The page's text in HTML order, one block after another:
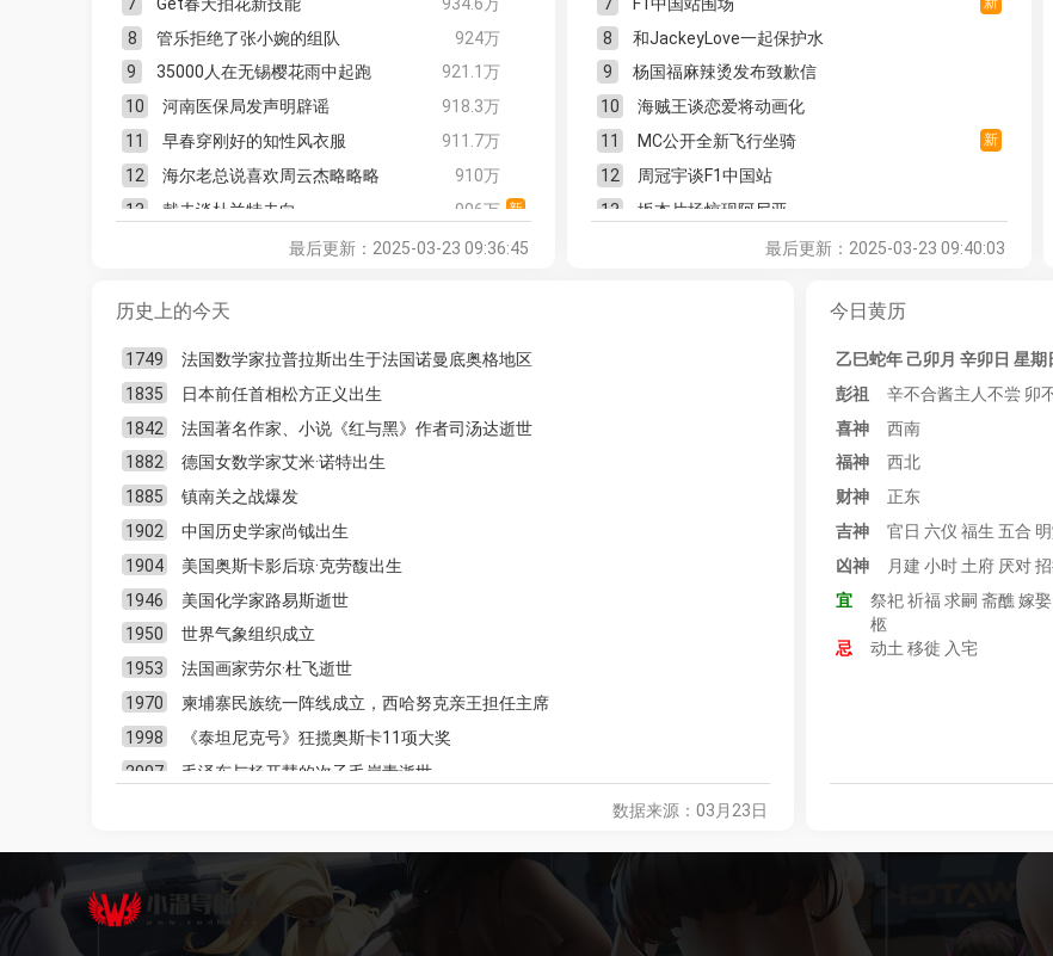
21
「取舍有道」，我的小鹏 MONA M03 体验
分享
46
22 派评 | 近期值得关注的 App
13
23
物念 2.0：追踪物品价值，给你的购物欲戴
上口罩
80
24
25
软件
让 AI 长在脑子上：不是想得更久，而是试252
验
29
与其重复「新年计划」的失败，不如反思
「新年目标」是否恰当
72
30 本周看什么 | 最近值得一看的 8 部作品
19
31
致曾经智能手机百花齐放的时代
32
不要停止思考：聊聊 DeepSeek 对教育领
域的影响
33 新玩意 202｜少数派的编辑们最近买了啥？
34
从理论到实践：我的 2024 小红书商业观
察报告
35
从「阅后即焚」到「学以致用」：简谈
I.N.F.O 读书法
36 派评 | 近期值得关注的 App
37
2024 年终盘点：产品、品牌、好内容一锅
烩
17
38
辞旧岁迎新春，好吃、好看、好用的年货
你都买了啥？
24
一年内11家企业被踢出国家集采
25
00后利用漏洞盗刷金豆非法套现10万
26
马景涛发视频怀旧被网友拆台
27
化工企业称15天内勿食用当地水源
28
泽连斯基在前线掩体中听取汇报
29
小学二年级男孩写字堪比打印机
日本议员拿731史料批政府欺瞒罪行
475.5万
以军22日对黎各地袭击造成7死40伤
464.1万
453.9万
工作人员回应陶俑撞脸奥特曼
445.3万
437.4万
3名00后非法套现近10万警方已介入
426.9万
日本连锁店承认味噌汤中有老鼠尸体
412.2万
郑恺苗苗新别墅大到找人都要打电话
409.8万
白宫官员透露关税内部磋商细节
395.5万
46
耗时10年才拍成的“变装”视频
354.2万
47
复旦生回应退学摆摊卖土豆泥
48
半个娱乐圈齐聚上海F1
339.7万
49
50
俄乌停火变罗生门“黑锅”谁来背
8
管乐拒绝了张小婉的组队
924万
9
35000人在无锡樱花雨中起跑
921.1万
10
河南医保局发声明辟谣
918.3万
11
早春穿刚好的知性风衣服
911.7万
12
海尔老总说喜欢周云杰略略略
910万
13
戴夫谈杜兰特去向 906万 新
灵梦战胜鸭梨夺得抖王杯总冠军 904.6万 新
16
演员高英去世
17
孙颖莎：输球也是比赛的一部分
862.1万
18
马龙王楚钦3:0杨硕袁励岑
19 森林狼老将首发为自闭症儿子圆梦 835.6万
20 F1中国大奖赛皮亚斯特里夺杆
21 中国女子冰壶进世锦赛四强
22 下周暖热程度还将加码
23 徐艺洋不愧是女团出来的
24
梁小静跑出个人最佳成绩
25 凯伦威尔逊晋级决赛
26
嘘国王在冬眠大结局真美好
27 单手公主抱易如反掌
778.2万
28
雁回时这个剧情我先期待上了
29 抓手绢舞蹈挑战
庄寒雁傅云夕神之对视
33 白鹿北上复古文艺大片
34
和王蓉一起哎呀
最后更新：2025-03-23 09:36:45
8
和JackeyLove一起保护水
9
杨国福麻辣烫发布致歉信
10
海贼王谈恋爱将动画化
11
MC公开全新飞行坐骑 新
12
周冠宇谈F1中国站
13
坂本片场惊现阿尼亚
大祥哥投资被骗千万最后更新：2025-03-23 09:40:03
历史上的今天
1749
法国数学家拉普拉斯出生于法国诺曼底奥格地区
1835
日本前任首相松方正义出生
1842
法国著名作家、小说《红与黑》作者司汤达逝世
1882
德国女数学家艾米·诺特出生
1885
镇南关之战爆发
1902
中国历史学家尚钺出生
1904
美国奥斯卡影后琼·克劳馥出生
1946
美国化学家路易斯逝世
1950
世界气象组织成立
1953
法国画家劳尔·杜飞逝世
1970
柬埔寨民族统一阵线成立，西哈努克亲王担任主席
1998
《泰坦尼克号》狂揽奥斯卡11项大奖
2007
毛泽东与杨开慧的次子毛岸青逝世
数据来源：03月23日
今日黄历
乙巳蛇年 己卯月 辛卯日 星期
彭祖
辛不合酱主人不尝 卯
喜神
西南
福神
西北
财神
正东
吉神
官日 六仪 福生 五合
凶神
月建 小时 土府 厌对
宜
祭祀 祈福 求嗣 斋醮 嫁
柩
忌
动土 移徙 入宅